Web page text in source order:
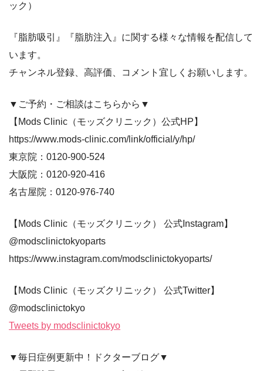
ック）
『脂肪吸引』『脂肪注入』に関する様々な情報を配信して
います。
チャンネル登録、高評価、コメント宜しくお願いします。
▼ご予約・ご相談はこちらから▼
【Mods Clinic（モッズクリニック）公式HP】
https://www.mods-clinic.com/link/official/y/hp/
東京院：0120-900-524
大阪院：0120-920-416⁠
名古屋院：0120-976-740
【Mods Clinic（モッズクリニック） 公式Instagram】
@modsclinictokyoparts
https://www.instagram.com/modsclinictokyoparts/
【Mods Clinic（モッズクリニック） 公式Twitter】
@modsclinictokyo
Tweets by modsclinictokyo
▼毎日症例更新中！ドクターブログ▼